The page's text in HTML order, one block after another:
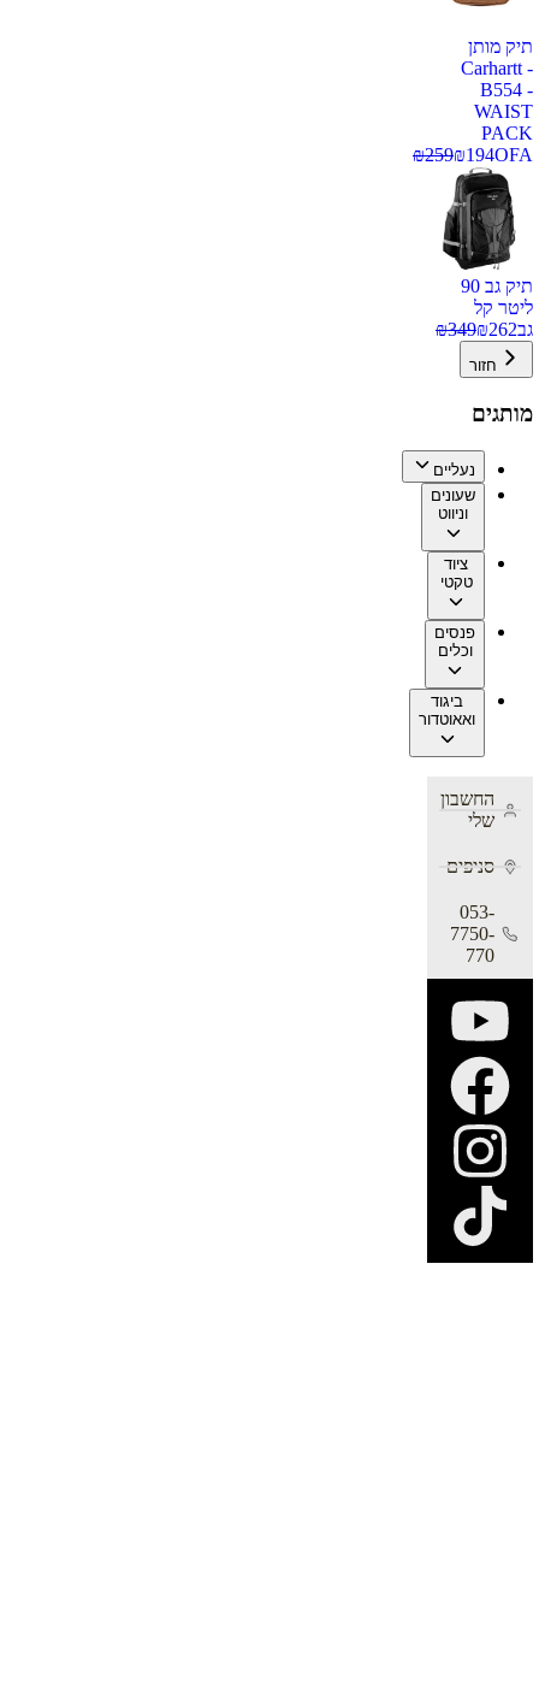
תיק מותן
Carhartt -
B554 -
WAIST
PACK
OFA
₪194
₪259
תיק גב 90
ליטר קל
גב
₪262
₪349
חזור
מותגים
נעליים
שעונים
וניווט
ציוד
טקטי
פנסים
וכלים
ביגוד
ואאוטדור
החשבון
שלי
סניפים
053-
7750-
770